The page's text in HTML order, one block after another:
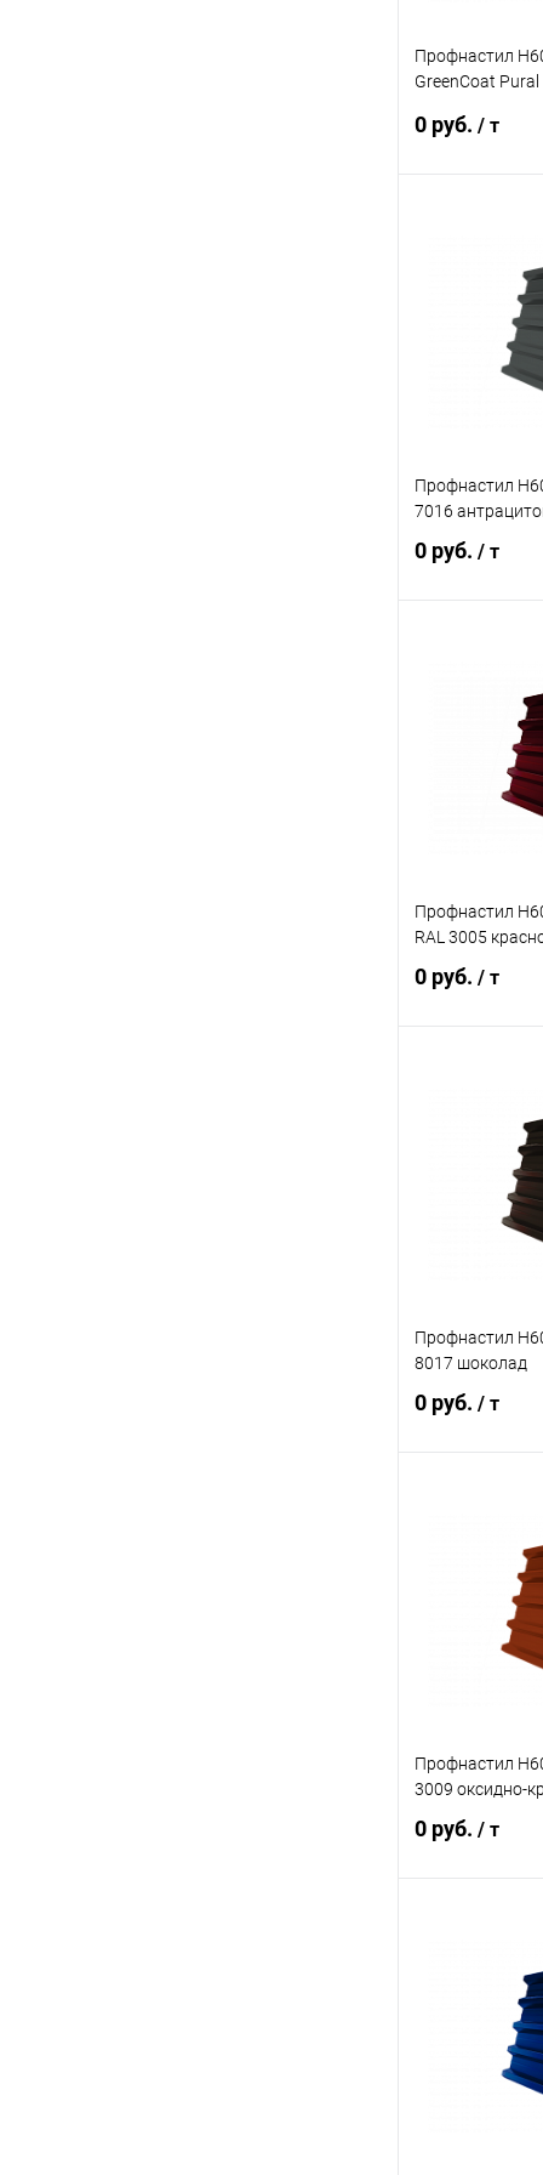
Профнастил
GreenCoat Pural
черный)
0 руб. / т
Купить в 1
В избранное
Профнастил
7016
0 руб. / т
Купить в 1
В избранное
Профнастил
RAL 3005
0 руб. / т
Купить в 1
В избранное
Профнастил
8017 шоколад
0 руб. / т
Купить в 1
В избранное
Профнастил
3009 оксидно-
0 руб. / т
Купить в 1
В избранное